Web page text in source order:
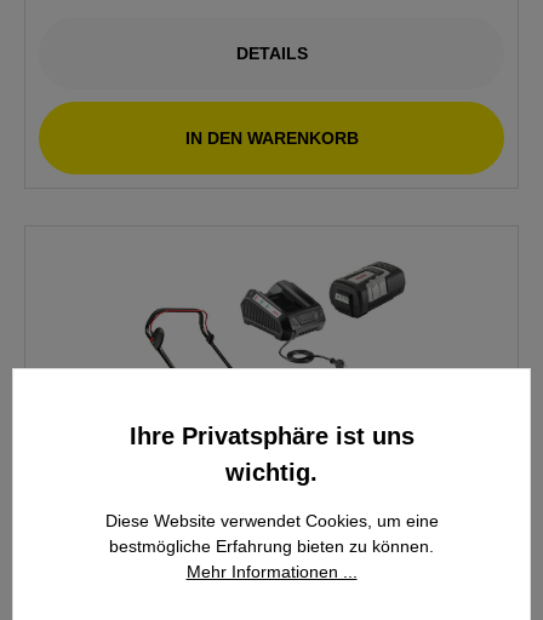
DETAILS
IN DEN WARENKORB
Ihre Privatsphäre ist uns
wichtig.
Diese Website verwendet Cookies, um eine
bestmögliche Erfahrung bieten zu können.
Mehr Informationen ...